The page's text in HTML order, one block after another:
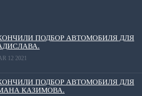
ПОДБОР АВТОМОБИЛЯ ДЛЯ
12 2021
ПОДБОР АВТОМОБИЛЯ ДЛЯ
КАЗИМОВА.